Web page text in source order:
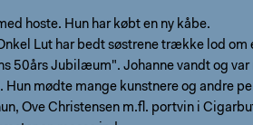
hoste. Hun har købt en ny kåbe.
Lut har bedt søstrene trække lod om
50års Jubilæum". Johanne vandt og var
mødte mange kunstnere og andre
Ove Christensen m.fl. portvin i